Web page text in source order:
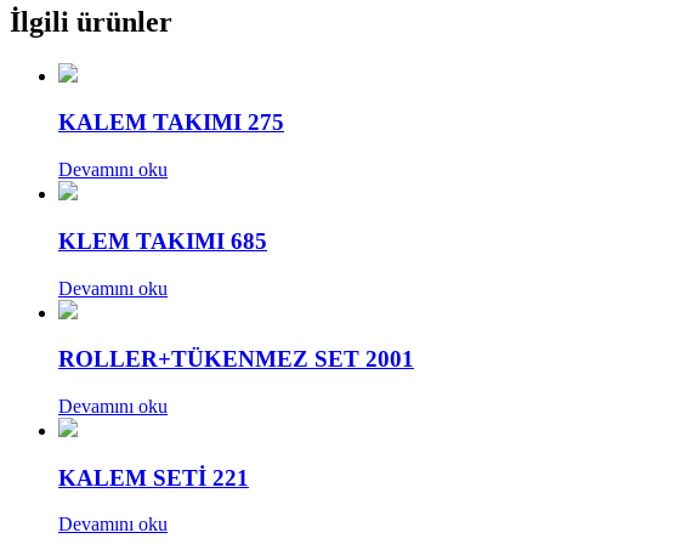
İlgili ürünler
KALEM TAKIMI 275
Devamını oku
KLEM TAKIMI 685
Devamını oku
ROLLER+TÜKENMEZ SET 2001
Devamını oku
KALEM SETİ 221
Devamını oku